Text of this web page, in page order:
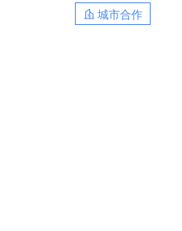
城市合作